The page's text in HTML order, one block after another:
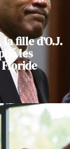
fille d’O.J.
les